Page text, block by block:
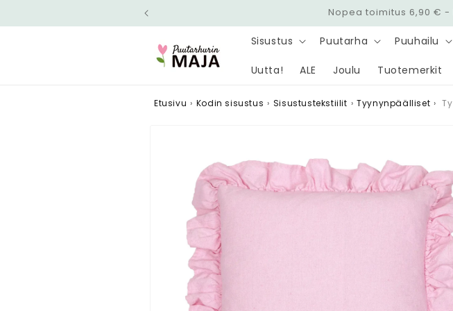
sisältöön
Nopea toimitus 6,90 €
Sisustus Puutarha Puuhailu
Uutta! ALE Joulu Tuotemerkit
Etusivu › Kodin sisustus › Sisustustekstiilit › Tyynynpäälliset ›